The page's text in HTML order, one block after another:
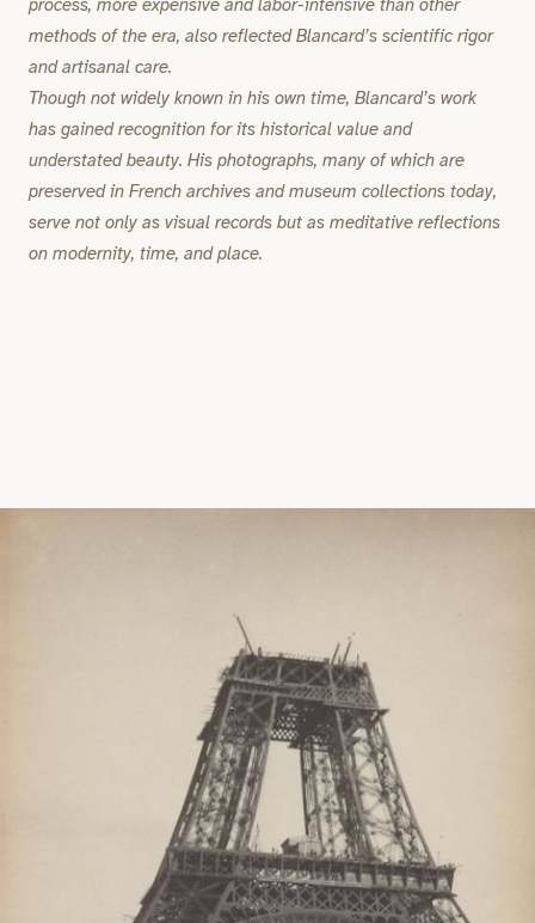
process, more expensive and labor-intensive than other
methods of the era, also reflected Blancard’s scientific rigor
and artisanal care.
Though not widely known in his own time, Blancard’s work
has gained recognition for its historical value and
understated beauty. His photographs, many of which are
preserved in French archives and museum collections today,
serve not only as visual records but as meditative reflections
on modernity, time, and place.